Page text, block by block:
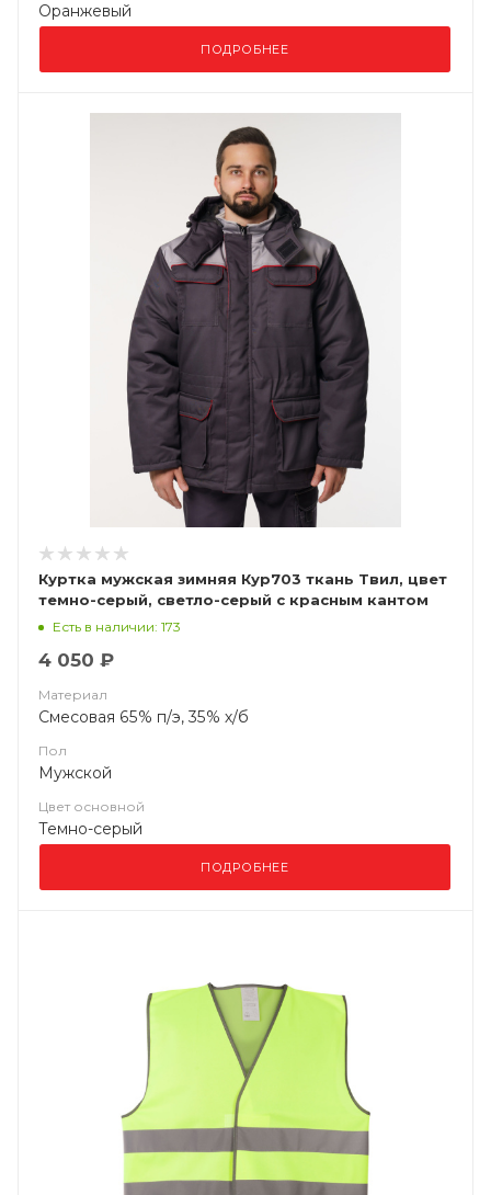
Оранжевый
ПОДРОБНЕЕ
Куртка мужская зимняя Кур703 ткань Твил, цвет
темно-серый, светло-серый с красным кантом
без СОП
Есть в наличии: 173
4 050 ₽
Материал
Смесовая 65% п/э, 35% х/б
Пол
Мужской
Цвет основной
Темно-серый
ПОДРОБНЕЕ